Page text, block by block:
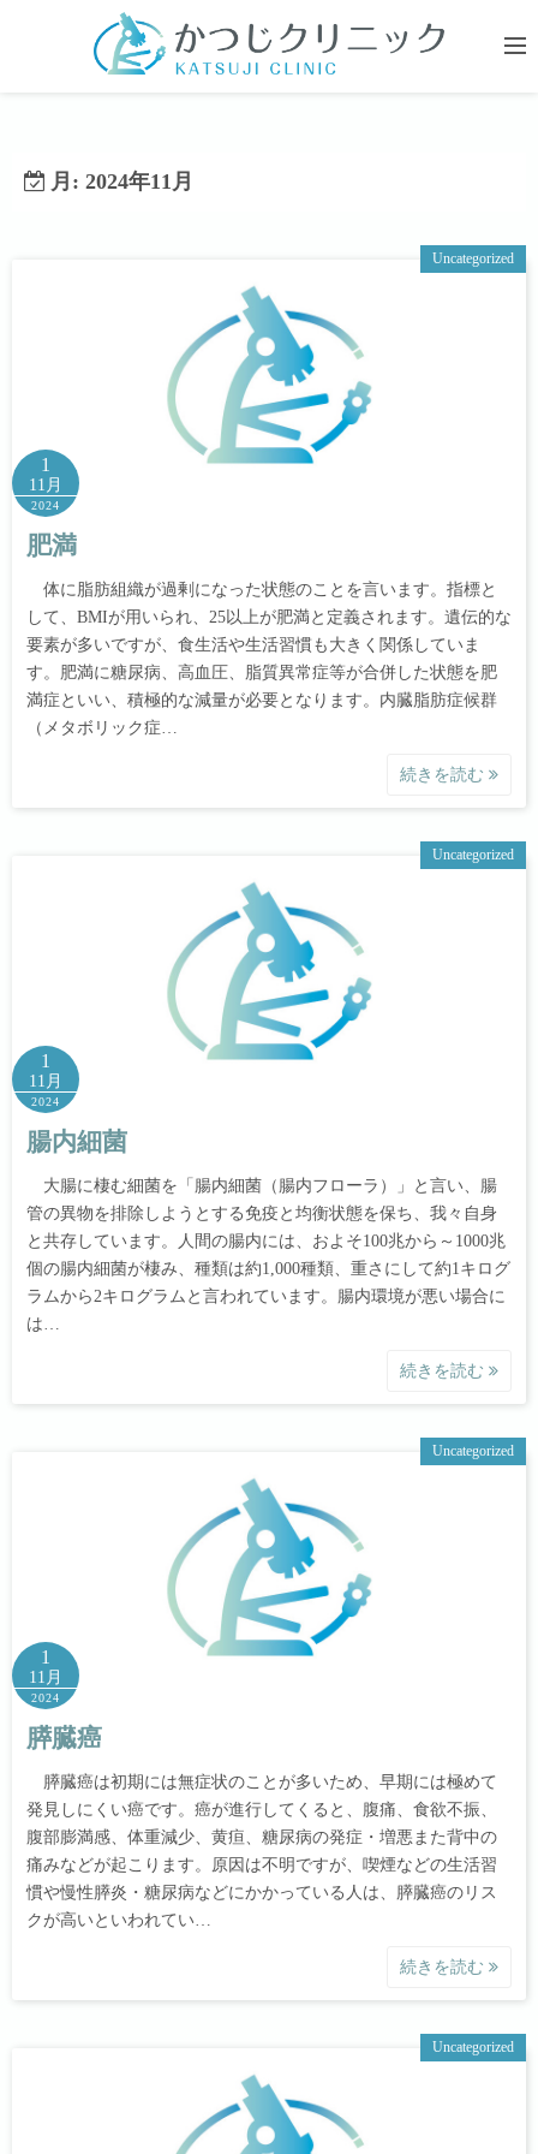
月: 2024年11月
Uncategorized
1
11月
2024
肥満
体に脂肪組織が過剰になった状態のことを言います。指標と
して、BMIが用いられ、25以上が肥満と定義されます。遺伝的な
要素が多いですが、食生活や生活習慣も大きく関係していま
す。肥満に糖尿病、高血圧、脂質異常症等が合併した状態を肥
満症といい、積極的な減量が必要となります。内臓脂肪症候群
（メタボリック症…
続きを読む
Uncategorized
1
11月
2024
腸内細菌
大腸に棲む細菌を「腸内細菌（腸内フローラ）」と言い、腸
管の異物を排除しようとする免疫と均衡状態を保ち、我々自身
と共存しています。人間の腸内には、およそ100兆から～1000兆
個の腸内細菌が棲み、種類は約1,000種類、重さにして約1キログ
ラムから2キログラムと言われています。腸内環境が悪い場合に
は…
続きを読む
Uncategorized
1
11月
2024
膵臓癌
膵臓癌は初期には無症状のことが多いため、早期には極めて
発見しにくい癌です。癌が進行してくると、腹痛、食欲不振、
腹部膨満感、体重減少、黄疸、糖尿病の発症・増悪また背中の
痛みなどが起こります。原因は不明ですが、喫煙などの生活習
慣や慢性膵炎・糖尿病などにかかっている人は、膵臓癌のリス
クが高いといわれてい…
続きを読む
Uncategorized